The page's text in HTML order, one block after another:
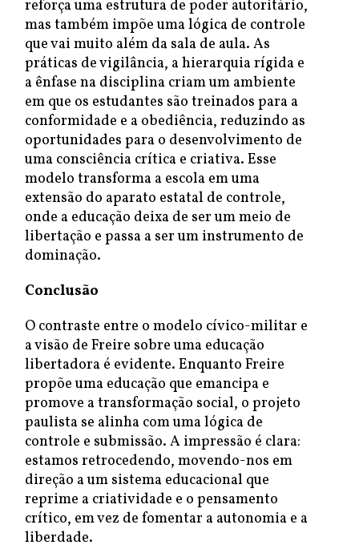
reforça uma estrutura de poder autoritário,
mas também impõe uma lógica de controle
que vai muito além da sala de aula. As
práticas de vigilância, a hierarquia rígida e
a ênfase na disciplina criam um ambiente
em que os estudantes são treinados para a
conformidade e a obediência, reduzindo as
oportunidades para o desenvolvimento de
uma consciência crítica e criativa. Esse
modelo transforma a escola em uma
extensão do aparato estatal de controle,
onde a educação deixa de ser um meio de
libertação e passa a ser um instrumento de
dominação.
Conclusão
O contraste entre o modelo cívico-militar e
a visão de Freire sobre uma educação
libertadora é evidente. Enquanto Freire
propõe uma educação que emancipa e
promove a transformação social, o projeto
paulista se alinha com uma lógica de
controle e submissão. A impressão é clara:
estamos retrocedendo, movendo-nos em
direção a um sistema educacional que
reprime a criatividade e o pensamento
crítico, em vez de fomentar a autonomia e a
liberdade.